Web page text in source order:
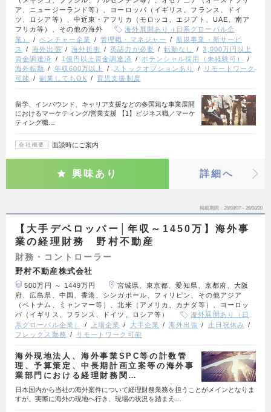
ア、ニュージーランド等）、ヨーロッパ（イギリス、フランス、ドイ
ツ、ロシア等）、中近東・アフリカ（モロッコ、エジプト、UAE、南ア
フリカ等）、その他の海外
海外展開あり（日系グローバル企
業）
ベンチャー企業 管理職・マネジャー
新規事業・新サービ
ス
海外出張 海外折衝 英語力が必要 転勤なし
3,000万円以上
資金調達済
1億円以上資金調達済
ポテンシャル採用（未経験可）
海外転勤
年収600万以上 ストックオプションあり
リモートワーク
可能
副業してもOK 育児支援制度
留学、インバウンド、キャリア支援などの多国籍な事業展開
におけるマーケティング/営業支援 【1】ビジネス職／マーケ
ティング職…
会社概要 面談時にご案内
興味あり 詳細へ
掲載期間 26/08/07～26/08/20
【大手デベロッパー│年収～1450万】海外事
業の経理財務 野村不動産
財務・コントローラー
野村不動産株式会社
500万円 ～ 1449万円
宮城県、東京都、愛知県、京都府、大阪
府、広島県、中国、香港、シンガポール、フィリピン、その他アジア
（ベトナム、ミャンマー等）、北米（アメリカ、カナダ等）、ヨーロッ
パ（イギリス、フランス、ドイツ、ロシア等）
海外展開あり（日
系グローバル企業）
上場企業 大手企業 海外出張
土日祝休み
フレックス勤務
リモートワーク可能
海外現地法人、海外事業SPC等の計数管
理、予算策定、中長期計画立案等の海外事
業部門における経理財務関…
日本国内から当社の海外案件について経理財務業務を担うことがメインとなりま
すが、実際に海外の現地へ行き、現場の状況を踏まえ…